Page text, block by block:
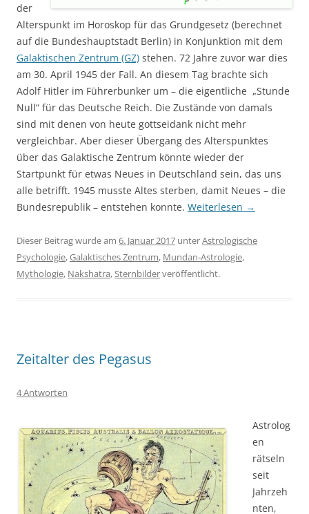
der
Alterspunkt im Horoskop für das Grundgesetz (berechnet
auf die Bundeshauptstadt Berlin) in Konjunktion mit dem
Galaktischen Zentrum (GZ) stehen. 72 Jahre zuvor war dies
am 30. April 1945 der Fall. An diesem Tag brachte sich
Adolf Hitler im Führerbunker um – die eigentliche „Stunde
Null“ für das Deutsche Reich. Die Zustände von damals
sind mit denen von heute gottseidank nicht mehr
vergleichbar. Aber dieser Übergang des Alterspunktes
über das Galaktische Zentrum könnte wieder der
Startpunkt für etwas Neues in Deutschland sein, das uns
alle betrifft. 1945 musste Altes sterben, damit Neues – die
Bundesrepublik – entstehen konnte. Weiterlesen →
Dieser Beitrag wurde am 6. Januar 2017 unterAstrologische
Psychologie,Galaktisches Zentrum, Mundan-Astrologie,
Mythologie, Nakshatra, Sternbilderveröffentlicht.
Zeitalter des Pegasus
4 Antworten
Astrolog
en
rätseln
seit
Jahrzeh
nten,